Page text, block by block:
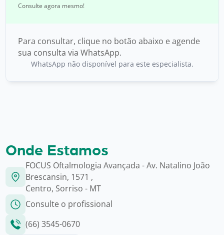
Consulte agora mesmo!
Para consultar, clique no botão abaixo e agende
sua consulta via WhatsApp.
WhatsApp não disponível para este especialista.
Onde Estamos
FOCUS Oftalmologia Avançada - Av. Natalino João
Brescansin, 1571 ,
Centro, Sorriso - MT
Consulte o profissional
(66) 3545-0670